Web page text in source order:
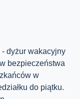
dyżur wakacyjny
bezpieczeństwa
w
do piątku.